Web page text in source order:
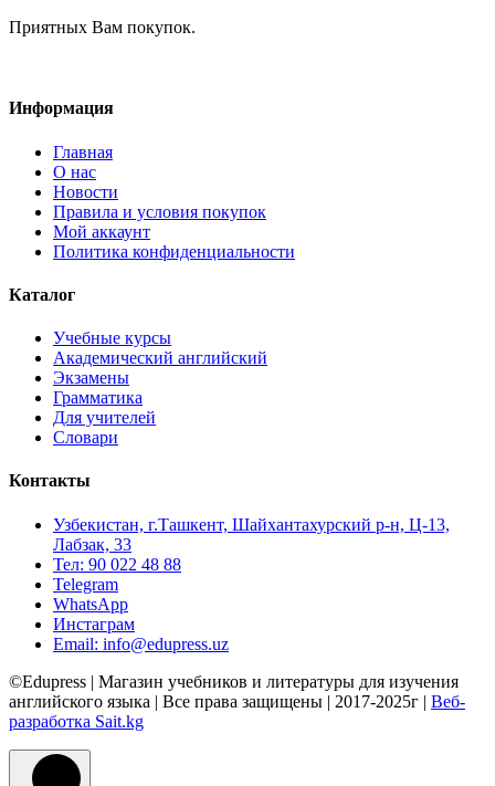
Приятных Вам покупок.
Информация
Главная
О нас
Новости
Правила и условия покупок
Мой аккаунт
Политика конфиденциальности
Каталог
Учебные курсы
Академический английский
Экзамены
Грамматика
Для учителей
Словари
Контакты
Узбекистан, г.Ташкент, Шайхантахурский р-н, Ц-13,
Лабзак, 33
Тел: 90 022 48 88
Telegram
WhatsApp
Инстаграм
Email: info@edupress.uz
©Edupress | Магазин учебников и литературы для изучения
английского языка | Все права защищены | 2017-2025г | Веб-
разработка Sait.kg